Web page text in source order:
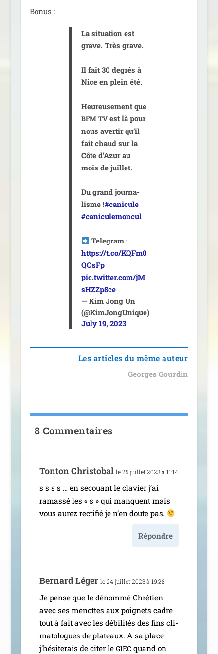
Bonus :
La situa­tion est
grave. Très grave.
Il fait 30 degrés à
Nice en plein été.
Heureusement que
BFM TV est là pour
nous aver­tir qu’il
fait chaud sur la
Côte d’Azur au
mois de juillet.
Du grand jour­na­
lisme !#cani­cule
#cani­cu­le­mon­cul
Telegram :
https://t.co/KQFm0
QOsFp
pic.twitter.com/jM
sHZZp8ce
— Kim Jong Un
(@KimJongUnique)
July 19, 2023
Les articles du même auteur
Georges Gourdin
8 Commentaires
Tonton Christobal le 25 juillet 2023 à 11:14
s s s s … en secouant le cla­vier j’ai
ramas­sé les « s » qui manquent mais
vous aurez rec­ti­fié je n’en doute pas.
Répondre
Bernard Léger le 24 juillet 2023 à 19:28
Je pense que le dénom­mé Chrétien
avec ses menottes aux poi­gnets cadre
tout à fait avec les débi­li­tés des fins cli­
ma­to­logues de pla­teaux. A sa place
j’hé­si­te­rais de citer le GIEC quand on